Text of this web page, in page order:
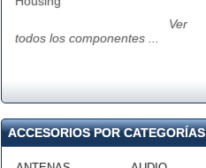
Ver
todos los componentes ...
ACCESORIOS POR CATEGORÍAS